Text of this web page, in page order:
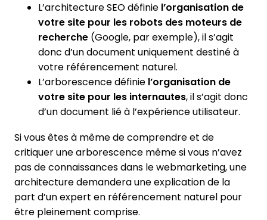
L’architecture SEO définie l’organisation de
votre site pour les robots des moteurs de
recherche (Google, par exemple), il s’agit
donc d’un document uniquement destiné à
votre référencement naturel.
L’arborescence définie l’organisation de
votre site pour les internautes, il s’agit donc
d’un document lié à l’expérience utilisateur.
Si vous êtes à même de comprendre et de
critiquer une arborescence même si vous n’avez
pas de connaissances dans le webmarketing, une
architecture demandera une explication de la
part d’un expert en référencement naturel pour
être pleinement comprise.